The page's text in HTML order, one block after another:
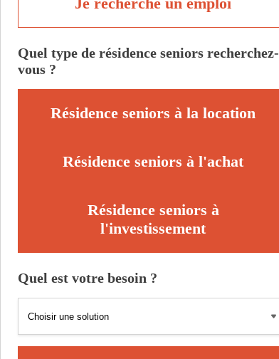
Quel type de résidence seniors recherchez-
vous ?
Résidence seniors à la location
Résidence seniors à l'achat
Résidence seniors à
l'investissement
Quel est votre besoin ?